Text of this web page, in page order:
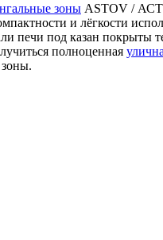
зоны ASTOV /
и лёгкости
печи под казан покрыты
полноценная